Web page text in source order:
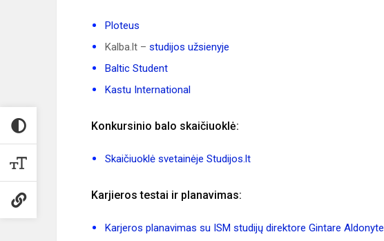
Ploteus
Kalba.lt – studijos užsienyje
Baltic Student
Kastu International
Konkursinio balo skaičiuoklė:
Skaičiuoklė svetainėje Studijos.lt
Karjieros testai ir planavimas:
Karjeros planavimas su ISM studijų direktore Gintare Aldonyte